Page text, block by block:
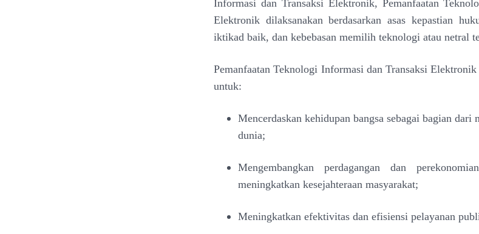
Informasi dan Transaksi Elektronik, Pemanfaatan
Elektronik dilaksanakan berdasarkanasas kepastian
iktikad baik, dan kebebasan memilih teknologi atau netral
Pemanfaatan Teknologi Informasi dan Transaksi
untuk:
Mencerdaskan kehidupan bangsa sebagai bagian dari
dunia;
Mengembangkan perdagangan dan
meningkatkan kesejahteraan masyarakat;
Meningkatkan efektivitas dan efisiensi pelayanan